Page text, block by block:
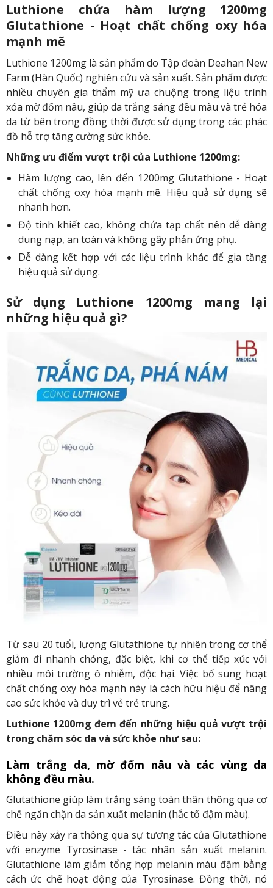
Luthione chứa hàm lượng 1200mg
Glutathione - Hoạt chất chống oxy hóa
mạnh mẽ
Luthione 1200mg là sản phẩm do Tập đoàn Deahan New
Farm (Hàn Quốc) nghiên cứu và sản xuất. Sản phẩm được
nhiều chuyên gia thẩm mỹ ưa chuộng trong liệu trình
xóa mờ đốm nâu, giúp da trắng sáng đều màu và trẻ hóa
da từ bên trong đồng thời được sử dụng trong các phác
đồ hỗ trợ tăng cường sức khỏe.
Những ưu điểm vượt trội của Luthione 1200mg:
Hàm lượng cao, lên đến 1200mg Glutathione - Hoạt
chất chống oxy hóa mạnh mẽ. Hiệu quả sử dụng sẽ
nhanh hơn.
Độ tinh khiết cao, không chứa tạp chất nên dễ dàng
dung nạp, an toàn và không gây phản ứng phụ.
Dễ dàng kết hợp với các liệu trình khác để gia tăng
hiệu quả sử dụng.
Sử dụng Luthione 1200mg mang lại
những hiệu quả gì?
Từ sau 20 tuổi, lượng Glutathione tự nhiên trong cơ thể
giảm đi nhanh chóng, đặc biệt, khi cơ thể tiếp xúc với
nhiều môi trường ô nhiễm, độc hại. Việc bổ sung hoạt
chất chống oxy hóa mạnh này là cách hữu hiệu để nâng
cao sức khỏe và duy trì vẻ trẻ trung.
Luthione 1200mg đem đến những hiệu quả vượt trội
trong chăm sóc da và sức khỏe như sau:
Làm trắng da, mờ đốm nâu và các vùng da
không đều màu.
Glutathione giúp làm trắng sáng toàn thân thông qua cơ
chế ngăn chặn da sản xuất melanin (hắc tố đậm màu).
Điều này xảy ra thông qua sự tương tác của Glutathione
với enzyme Tyrosinase - tác nhân sản xuất melanin.
Glutathione làm giảm tổng hợp melanin màu đậm bằng
cách ức chế hoạt động của Tyrosinase. Đồng thời, nó